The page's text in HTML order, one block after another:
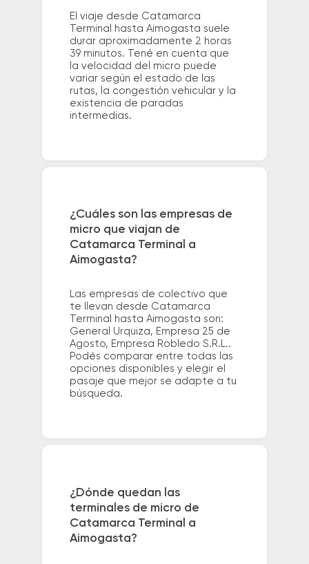
El viaje desde Catamarca
Terminal hasta Aimogasta suele
durar aproximadamente 2 horas
39 minutos. Tené en cuenta que
la velocidad del micro puede
variar según el estado de las
rutas, la congestión vehicular y la
existencia de paradas
intermedias.
¿Cuáles son las empresas de
micro que viajan de
Catamarca Terminal a
Aimogasta?
Las empresas de colectivo que
te llevan desde Catamarca
Terminal hasta Aimogasta son:
General Urquiza, Empresa 25 de
Agosto, Empresa Robledo S.R.L..
Podés comparar entre todas las
opciones disponibles y elegir el
pasaje que mejor se adapte a tu
búsqueda.
¿Dónde quedan las
terminales de micro de
Catamarca Terminal a
Aimogasta?